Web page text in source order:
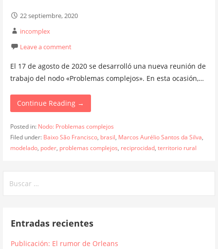
22 septiembre, 2020
incomplex
Leave a comment
El 17 de agosto de 2020 se desarrolló una nueva reunión de
trabajo del nodo «Problemas complejos». En esta ocasión,…
Continue Reading →
Posted in: Nodo: Problemas complejos
Filed under: Baixo São Francisco, brasil, Marcos Aurélio Santos da Silva,
modelado, poder, problemas complejos, reciprocidad, territorio rural
Entradas recientes
Publicación: El rumor de Orleans